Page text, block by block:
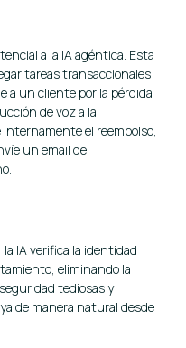
a la IA agéntica. Esta
tareas transaccionales
a un cliente por la pérdida
de voz a la
el reembolso,
un email de
IA verifica la identidad
eliminando la
tediosas y
de manera natural desde